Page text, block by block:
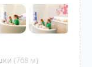
(768 м)